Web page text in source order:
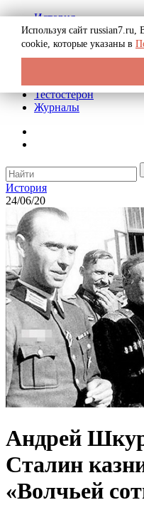
История
Биография
Криминал
Реклама на сайте
Тестостерон
Журналы
История
24/06/20
Андрей
Сталин
«Волчьей
Используя сайт russian7.ru,
cookie, которые указаны в